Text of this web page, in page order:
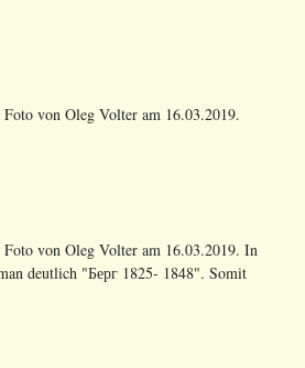
von Oleg Volter am 16.03.2019.
von Oleg Volter am 16.03.2019. In
deutlich "Берг 1825- 1848". Somit